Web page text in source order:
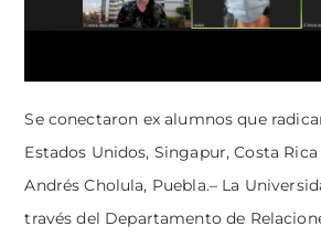
Se conectaron ex alumnos que
Estados Unidos, Singapur, Costa
Andrés Cholula, Puebla.– La
través del Departamento de